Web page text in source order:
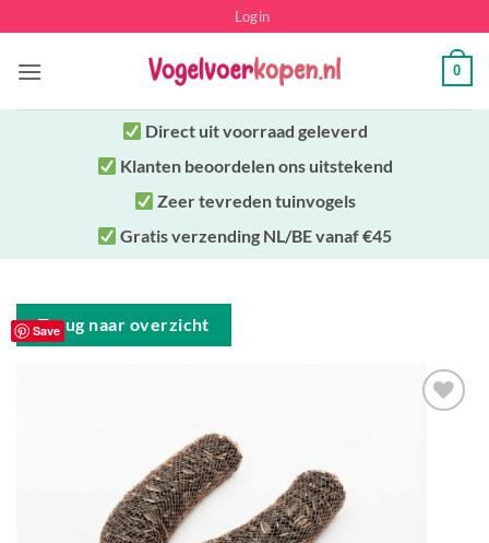
naar
inhoud
Login
0
Direct uitvoorraad geleverd
Klanten beoordelen ons uitstekend
Zeer tevreden tuinvogels
Gratis verzending NL/BE vanaf €45
Terug naar overzicht
Save